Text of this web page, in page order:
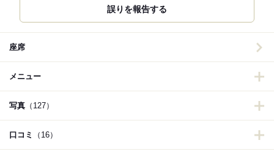
誤りを報告する
座席
メニュー
写真 （127）
口コミ （16）